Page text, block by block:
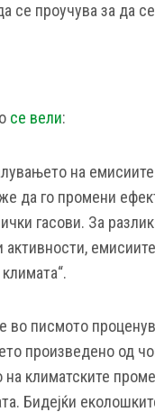
се проучува за да
се вели:
на
да го промени
гасови. За
активности,
во писмото
произведено од
на климатските
Бидејќи